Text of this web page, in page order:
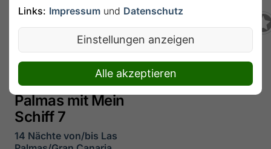
14 Nächte -
Kanaren,
Madeira und
marokkanisches
Flair - ab/bis Las
Palmas mit Mein
Schiff 7
14 Nächte von/bis Las
Links: Impressum und Datenschutz
Einstellungen anzeigen
Alle akzeptieren